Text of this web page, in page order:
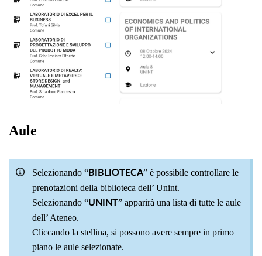
Aule
Selezionando “BIBLIOTECA” è possibile controllare le
prenotazioni della biblioteca dell’ Unint.
Selezionando “UNINT” apparirà una lista di tutte le aule
dell’ Ateneo.
Cliccando la stellina, si possono avere sempre in primo
piano le aule selezionate.